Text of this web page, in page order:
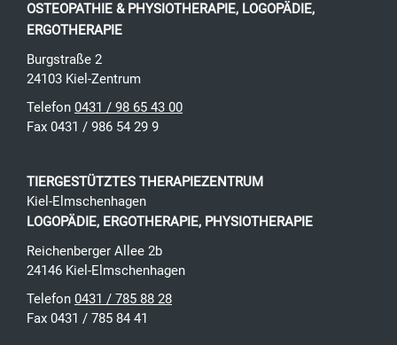
OSTEOPATHIE & PHYSIOTHERAPIE, LOGOPÄDIE,
ERGOTHERAPIE
Burgstraße 2
24103 Kiel -Zentrum
Telefon 0431 / 98 65 43 00
Fax 0431 / 986 54 29 9
TIERGESTÜTZTES THERAPIEZENTRUM
Kiel-Elmschenhagen
LOGOPÄDIE, ERGOTHERAPIE, PHYSIOTHERAPIE
Reichenberger Allee 2b
24146 Kiel -Elmschenhagen
Telefon 0431 / 785 88 28
Fax 0431 / 785 84 41